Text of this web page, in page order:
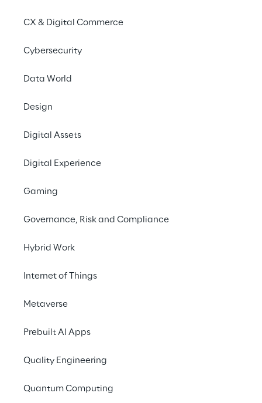
CX & Digital Commerce
Cybersecurity
Data World
Design
Digital Assets
Digital Experience
Gaming
Governance, Risk and Compliance
Hybrid Work
Internet of Things
Metaverse
Prebuilt AI Apps
Quality Engineering
Quantum Computing
Il caso Linde
dei gas e delle soluzioni di ingegneria, stava
implementato su base nazionale.